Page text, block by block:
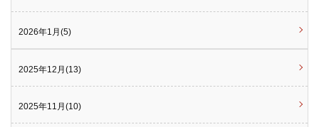
2026年1月(5)
2025年12月(13)
2025年11月(10)